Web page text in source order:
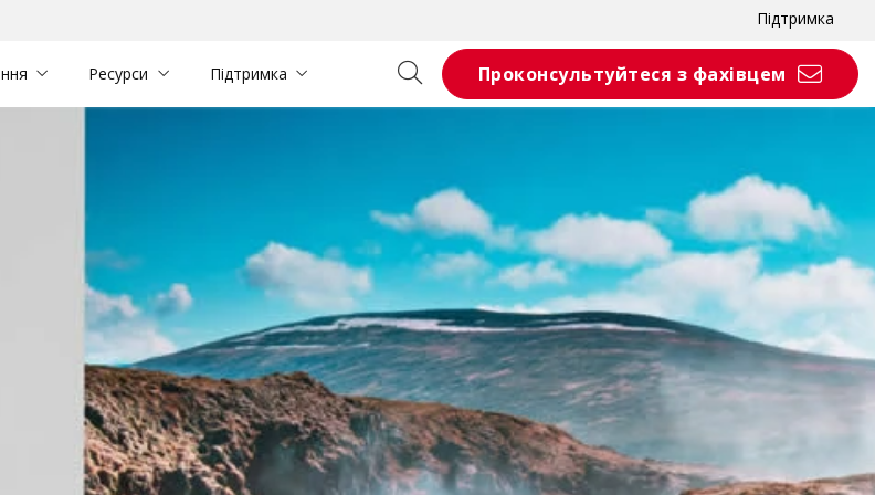
Підтримка
Ресурси Підтримка Проконсультуйтеся з фахівцем